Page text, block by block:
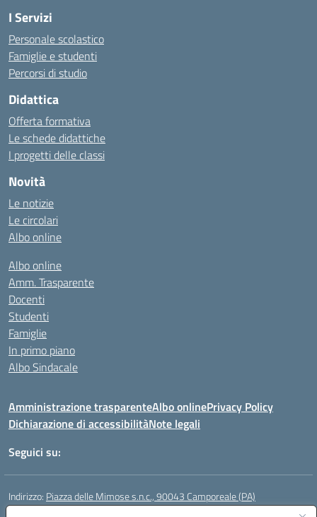
I Servizi
Personale scolastico
Famiglie e studenti
Percorsi di studio
Didattica
Offerta formativa
Le schede didattiche
I progetti delle classi
Novità
Le notizie
Le circolari
Albo online
Albo online
Amm. Trasparente
Docenti
Studenti
Famiglie
In primo piano
Albo Sindacale
Amministrazione trasparenteAlbo onlinePrivacy Policy
Dichiarazione di accessibilitàNote legali
Seguici su:
Indirizzo: Piazza delle Mimose s.n.c., 90043 Camporeale (PA)
Centralino: